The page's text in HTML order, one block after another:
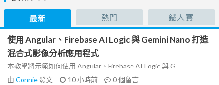
最新 熱門 鐵人賽
使用 Angular、Firebase AI Logic 與 Gemini Nano 打造
混合式影像分析應用程式
本教學將示範如何使用 Angular、Firebase AI Logic 與 G...
由 Connie發文 10 小時前 0個留言